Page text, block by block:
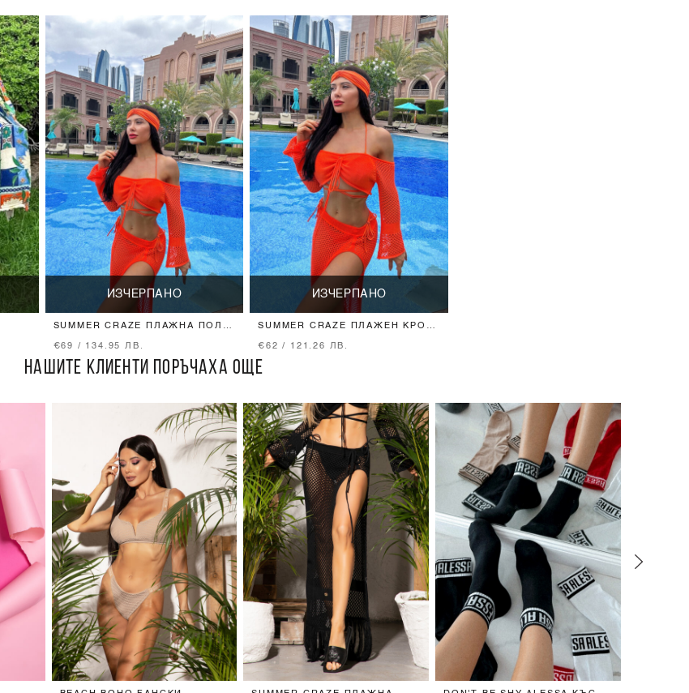
ИЗЧЕРПАНО
SUMMER CRAZE ПЛАЖНА ПОЛА
€69 / 134.95 ЛВ.
ИЗЧЕРПАНО
SUMMER CRAZE ПЛАЖЕН КРОП-
€62 / 121.26 ЛВ.
НАШИТЕ КЛИЕНТИ ПОРЪЧАХА ОЩЕ